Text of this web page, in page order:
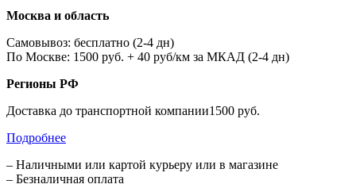
Москва и область
Самовывоз: бесплатно (2-4 дн)
По Москве: 1500 руб. + 40 руб/км за МКАД (2-4 дн)
Регионы РФ
Доставка до транспортной компании1500 руб.
Подробнее
– Наличными или картой курьеру или в магазине
– Безналичная оплата